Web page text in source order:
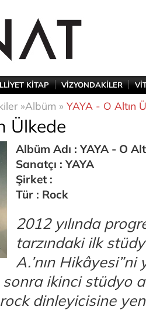
KİTAP VİZYONDAKİLER
»Albüm » YAYA - O Altın
Ülkede
Albüm Adı : YAYA - O
Sanatçı : YAYA
Şirket :
Tür : Rock
2012 yılında
tarzındaki ilk
A.’nın Hikâyesi”ni
ikinci stüdyo
dinleyicisine